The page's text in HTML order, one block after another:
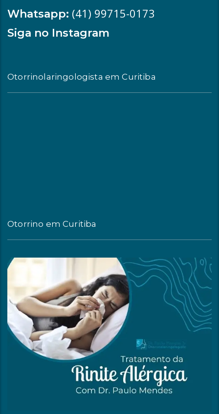
Whatsapp: (41) 99715-0173
Siga no Instagram
Otorrinolaringologista em Curitiba
Otorrino em Curitiba